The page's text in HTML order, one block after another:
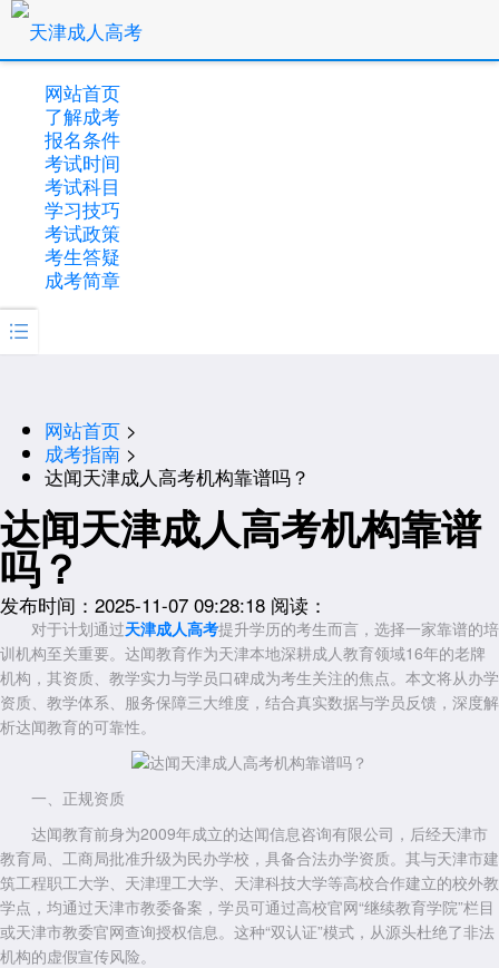
网站首页
了解成考
报名条件
考试时间
考试科目
学习技巧
考试政策
考生答疑
成考简章

网站首页 >
成考指南 >
达闻天津成人高考机构靠谱吗？
达闻天津成人高考机构靠谱
吗？
发布时间：2025-11-07 09:28:18 阅读：
对于计划通过天津成人高考提升学历的考生而言，选择一家靠谱的培
训机构至关重要。达闻教育作为天津本地深耕成人教育领域16年的老牌
机构，其资质、教学实力与学员口碑成为考生关注的焦点。本文将从办学
资质、教学体系、服务保障三大维度，结合真实数据与学员反馈，深度解
析达闻教育的可靠性。
一、正规资质
达闻教育前身为2009年成立的达闻信息咨询有限公司，后经天津市
教育局、工商局批准升级为民办学校，具备合法办学资质。其与天津市建
筑工程职工大学、天津理工大学、天津科技大学等高校合作建立的校外教
学点，均通过天津市教委备案，学员可通过高校官网“继续教育学院”栏目
或天津市教委官网查询授权信息。这种“双认证”模式，从源头杜绝了非法
机构的虚假宣传风险。